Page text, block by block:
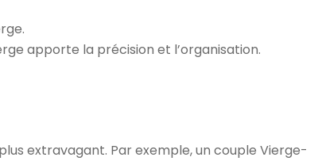
apporte la précision et l’organisation.
extravagant. Par exemple, un couple Vierge-